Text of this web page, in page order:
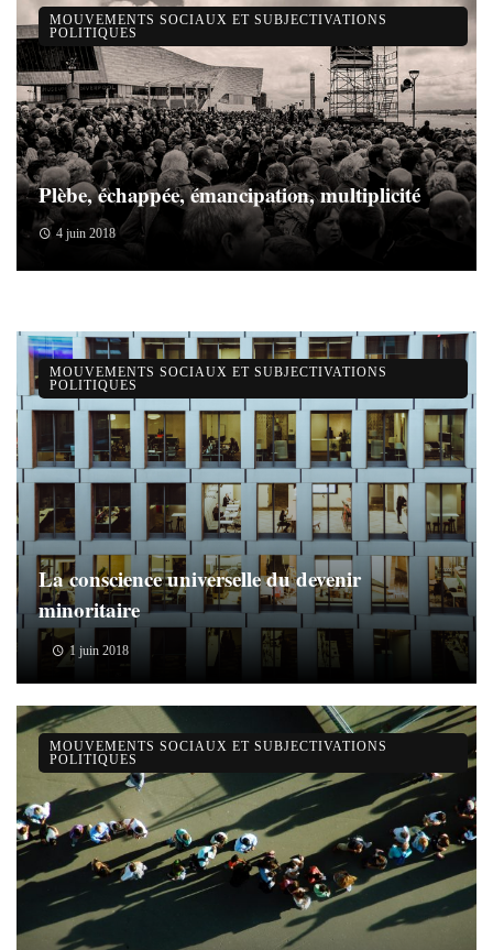
Plèbe, échappée, émancipation, multiplicité
4 juin 2018
MOUVEMENTS SOCIAUX ET SUBJECTIVATIONS
POLITIQUES
La conscience universelle du devenir
minoritaire
1 juin 2018
MOUVEMENTS SOCIAUX ET SUBJECTIVATIONS
POLITIQUES
MOUVEMENTS SOCIAUX ET SUBJECTIVATIONS
POLITIQUES